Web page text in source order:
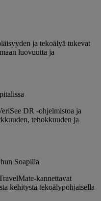
ja tekoälyä tukevat
luovuutta ja
DR -ohjelmistoa ja
tehokkuuden ja
Soapilla
kannettavat
kehitystä tekoälypohjaisella